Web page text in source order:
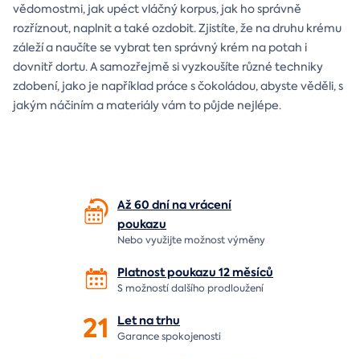
vědomostmi, jak upéct vláčný korpus, jak ho správně
rozříznout, naplnit a také ozdobit. Zjistíte, že na druhu krému
záleží a naučíte se vybrat ten správný krém na potah i
dovnitř dortu. A samozřejmě si vyzkoušíte různé techniky
zdobení, jako je například práce s čokoládou, abyste věděli, s
jakým náčiním a materiály vám to půjde nejlépe.
Až 60 dní na vrácení
poukazu
Nebo využijte možnost výměny
Platnost poukazu 12 měsíců
S možností dalšího prodloužení
21 Letna trhu
Garance spokojenosti